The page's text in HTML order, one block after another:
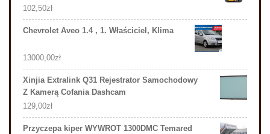
102,50zł
Chevrolet Aveo 1.4 , 1. Właściciel, Klima
13000,00zł
Xinjia Extralink Q31 Rejestrator Samochodowy
Z Kamerą Cofania Dashcam
129,00zł
Przyczepa kiper WYWROT 1300DMC Temared